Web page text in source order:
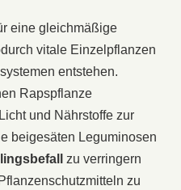
eine gleichmäßige
vitale Einzelpflanzen
entstehen.
Rapspflanze
und Nährstoffe zur
beigesäten Leguminosen
zu verringern
zu